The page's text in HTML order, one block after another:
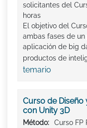
solicitantes del
horas
El objetivo del
ambas fases de
aplicación de big
productos de
temario
Curso de
con Unity 3D
Método:
Curso FP